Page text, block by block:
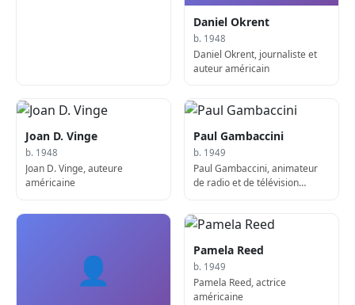
Daniel Okrent
b. 1948
Daniel Okrent, journaliste et
auteur américain
Joan D. Vinge
b. 1948
Joan D. Vinge, auteure
américaine
Paul Gambaccini
b. 1949
Paul Gambaccini, animateur
de radio et de télévision
👤 Pamela Reed
b. 1949
Pamela Reed, actrice
américaine